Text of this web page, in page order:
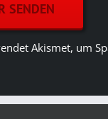
Akismet, um